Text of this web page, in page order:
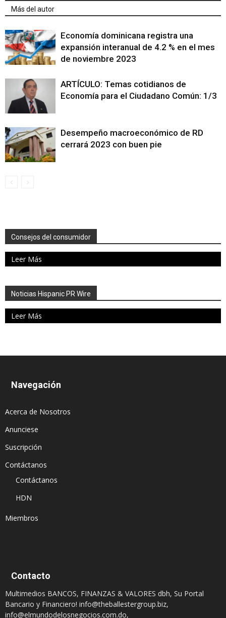
Más del autor
Economía dominicana registra una
expansión interanual de 4.2 % en el mes
de noviembre 2023
ARTÍCULO: Temas cotidianos de
Economía para el Ciudadano Común: 1/3
Desempeño macroeconómico de RD
cerrará 2023 con buen pie
Consejos del consumidor
Leer Más
Noticias Hispanic PR Wire
Leer Más
Navegación
Acerca de Nosotros
Anunciese
Suscripción
Contáctanos
Contáctanos
HDN
Miembros
Contacto
Multimedios BANCOS, FINANZAS & VALORES dbh, Su Portal
Bancario y Financiero! info@theballestergroup.biz,
info@elmundodelosnegocios.com.do,